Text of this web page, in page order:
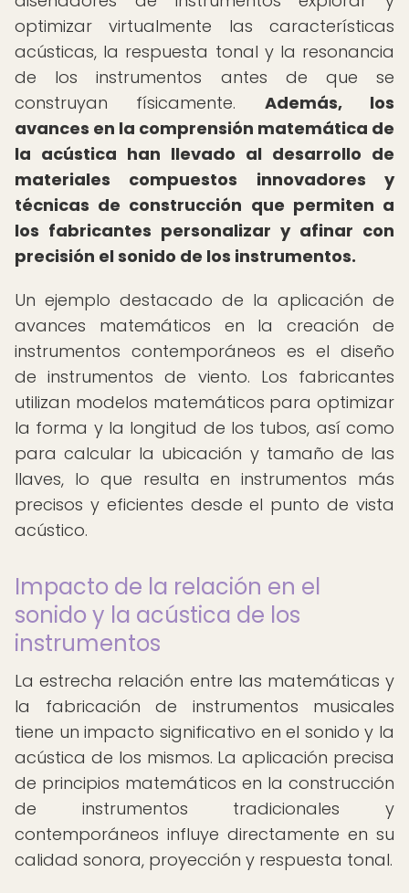
optimizar virtualmente las características
acústicas, la respuesta tonal y la resonancia
de los instrumentos antes de que se
construyan físicamente. Además, los
avances en la comprensión matemática de
la acústica han llevado al desarrollo de
materiales compuestos innovadores y
técnicas de construcción que permiten a
los fabricantes personalizar y afinar con
precisión el sonido de los instrumentos.
Un ejemplo destacado de la aplicación de
avances matemáticos en la creación de
instrumentos contemporáneos es el diseño
de instrumentos de viento. Los fabricantes
utilizan modelos matemáticos para optimizar
la forma y la longitud de los tubos, así como
para calcular la ubicación y tamaño de las
llaves, lo que resulta en instrumentos más
precisos y eficientes desde el punto de vista
acústico.
Impacto de la relación en el
sonido y la acústica de los
instrumentos
La estrecha relación entre las matemáticas y
la fabricación de instrumentos musicales
tiene un impacto significativo en el sonido y la
acústica de los mismos. La aplicación precisa
de principios matemáticos en la construcción
de instrumentos tradicionales y
contemporáneos influye directamente en su
calidad sonora, proyección y respuesta tonal.